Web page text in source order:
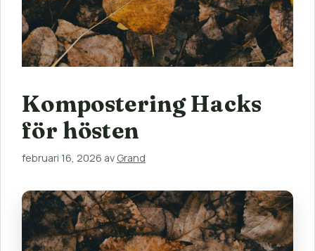
Kompostering Hacks
för hösten
februari 16, 2026 av Grand